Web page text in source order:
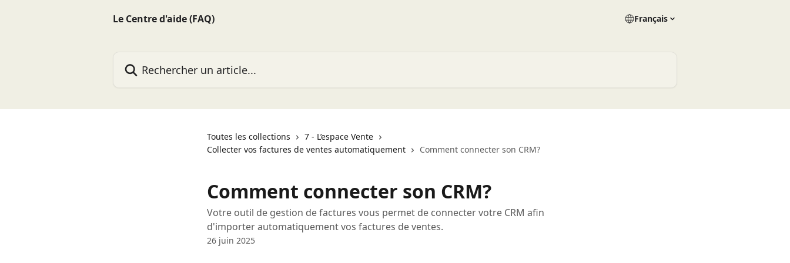
Le Centre d'aide (FAQ)
Français
Toutes les collections
7 - L’espace Vente
Collecter vos factures de ventes automatiquement
Comment connecter son CRM?
Comment connecter son CRM?
Votre outil de gestion de factures vous permet de connecter votre CRM afin
d'importer automatiquement vos factures de ventes.
26 juin 2025